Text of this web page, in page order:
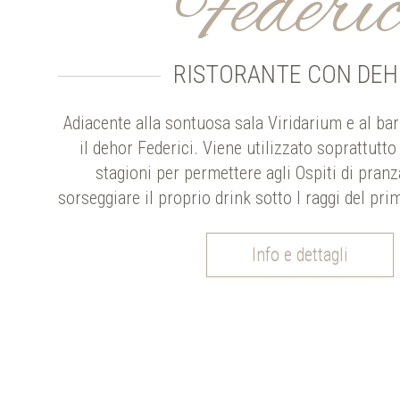
RISTORANTE CON
Adiacente alla sontuosa sala Viridarium e al
il dehor Federici. Viene utilizzato soprattutto
stagioni per permettere agli Ospiti di
sorseggiare il proprio drink sotto I raggi del
Info e dettagli